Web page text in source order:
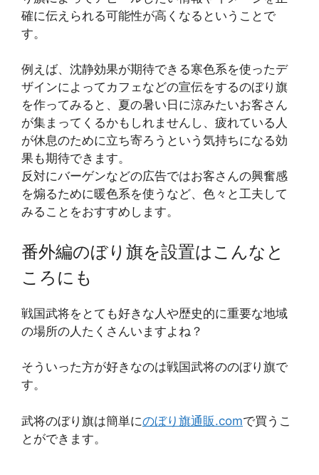
確に伝えられる可能性が高くなるということで
す。
例えば、沈静効果が期待できる寒色系を使ったデ
ザインによってカフェなどの宣伝をするのぼり旗
を作ってみると、夏の暑い日に涼みたいお客さん
が集まってくるかもしれませんし、疲れている人
が休息のために立ち寄ろうという気持ちになる効
果も期待できます。
反対にバーゲンなどの広告ではお客さんの興奮感
を煽るために暖色系を使うなど、色々と工夫して
みることをおすすめします。
番外編のぼり旗を設置はこんなと
ころにも
戦国武将をとても好きな人や歴史的に重要な地域
の場所の人たくさんいますよね？
そういった方が好きなのは戦国武将ののぼり旗で
す。
武将のぼり旗は簡単にのぼり旗通販.comで買うこ
とができます。